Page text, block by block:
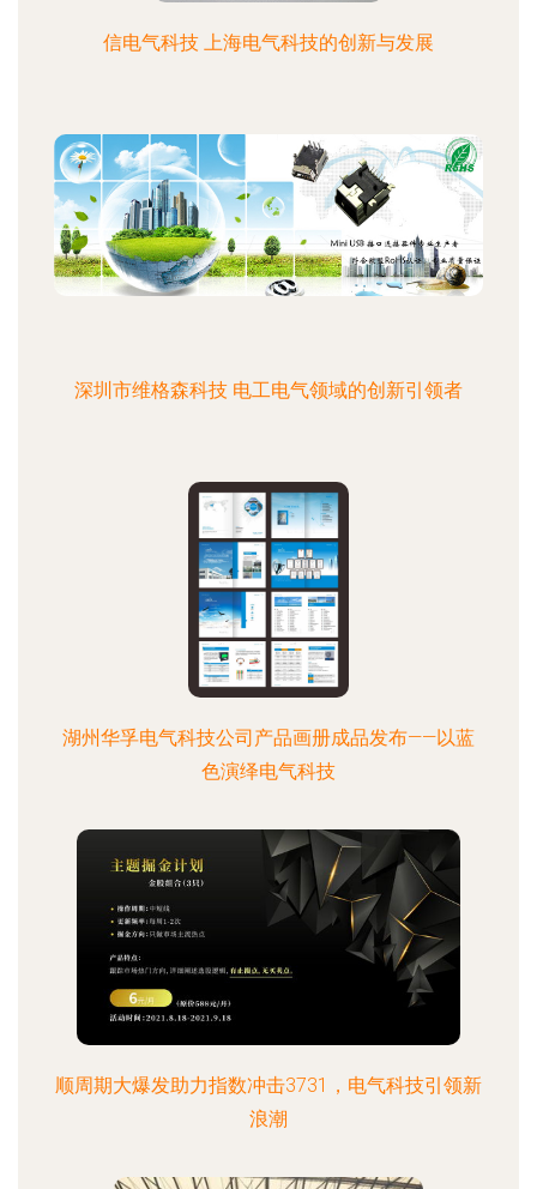
信电气科技 上海电气科技的创新与发展
深圳市维格森科技 电工电气领域的创新引领者
湖州华孚电气科技公司产品画册成品发布——以蓝
色演绎电气科技
顺周期大爆发助力指数冲击3731，电气科技引领新
浪潮